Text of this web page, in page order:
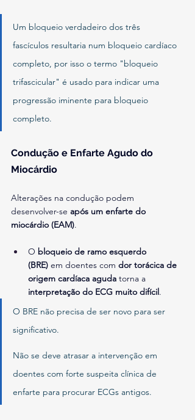
Um bloqueio verdadeiro dos três
fascículos resultaria num bloqueio cardíaco
completo, por isso o termo "bloqueio
trifascicular" é usado para indicar uma
progressão iminente para bloqueio
completo.
Condução e Enfarte Agudo do
Miocárdio
Alterações na condução podem
desenvolver-se após um enfarte do
miocárdio (EAM).
O bloqueio de ramo esquerdo
(BRE) em doentes com dor torácica de
origem cardíaca aguda torna a
interpretação do ECG muito difícil.
O BRE não precisa de ser novo para ser
significativo.
Não se deve atrasar a intervenção em
doentes com forte suspeita clínica de
enfarte para procurar ECGs antigos.